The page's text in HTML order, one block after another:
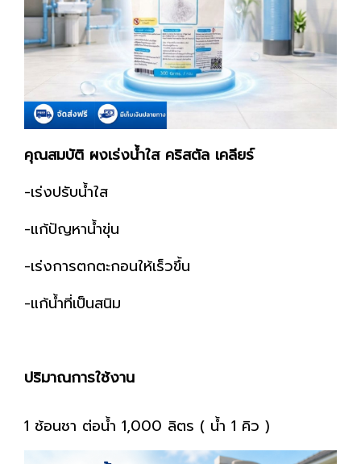
คุณสมบัติ ผงเร่งน้ำใส คริสตัล เคลียร์
-เร่งปรับน้ำใส
-แก้ปัญหาน้ำขุ่น
-เร่งการตกตะกอนให้เร็วขึ้น
-แก้น้ำที่เป็นสนิม
ปริมาณการใช้งาน
1 ช้อนชา ต่อน้ำ 1,000 ลิตร ( น้ำ 1 คิว )